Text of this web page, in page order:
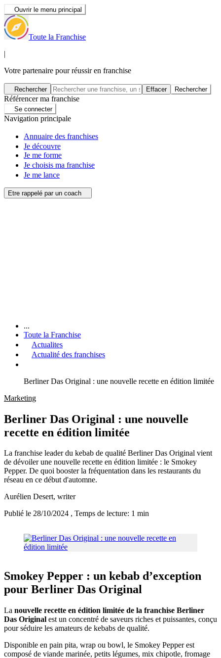
Ouvrir le menu principal
Toute la Franchise
|
Votre partenaire pour réussir en franchise
Rechercher Effacer Rechercher
Référencer ma franchise
Se connecter
Navigation principale
Annuaire des franchises
Je découvre
Je me forme
Je choisis ma franchise
Je me lance
Etre rappelé par un coach
...
Toute la Franchise
Actualites
Actualité des franchises
Berliner Das Original : une nouvelle recette en édition limitée
Marketing
Berliner Das Original : une nouvelle
recette en édition limitée
La franchise leader du kebab de qualité Berliner Das Original vient
de dévoiler une nouvelle recette en édition limitée : le Smokey
Pepper. De quoi booster la fréquentation dans les restaurants du
réseau en ce début d'automne.
Aurélien Desert, writer
Publié le 28/10/2024 , Temps de lecture: 1 min
Smokey Pepper : un kebab d’exception
pour Berliner Das Original
La nouvelle recette en édition limitée de la franchise Berliner
Das Original est un concentré de saveurs riches et puissantes, conçu
pour séduire les amateurs de kebabs de qualité.
Disponible en pain pita, wrap ou bowl, le Smokey Pepper est
composé de viande marinée, petits légumes, mix chipotle, fromage